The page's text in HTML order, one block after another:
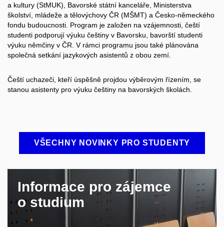
a kultury (StMUK), Bavorské státní kanceláře, Ministerstva
školství, mládeže a tělovýchovy ČR (MŠMT) a Česko-německého
fondu budoucnosti. Program je založen na vzájemnosti, čeští
studenti podporují výuku češtiny v Bavorsku, bavorští studenti
výuku němčiny v ČR. V rámci programu jsou také plánována
společná setkání jazykových asistentů z obou zemí.
Čeští uchazeči, kteří úspěšně projdou výběrovým řízením, se
stanou asistenty pro výuku češtiny na bavorských školách.
VŠECHNY NOVINKY PRO STUDENTY
Informace pro zájemce
o studium